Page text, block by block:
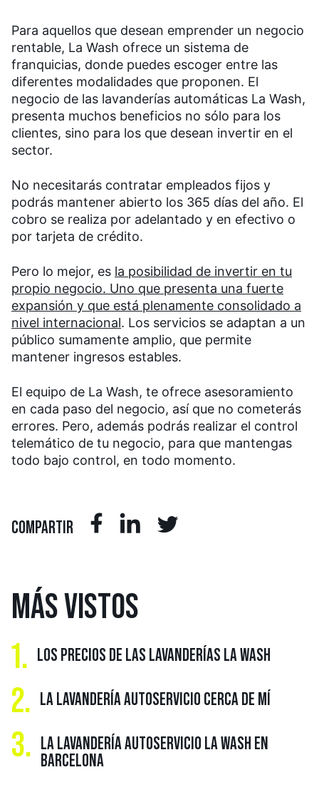
Para aquellos que desean emprender un negocio
rentable, La Wash ofrece un sistema de
franquicias, donde puedes escoger entre las
diferentes modalidades que proponen. El
negocio de las lavanderías automáticas La Wash,
presenta muchos beneficios no sólo para los
clientes, sino para los que desean invertir en el
sector.
No necesitarás contratar empleados fijos y
podrás mantener abierto los 365 días del año. El
cobro se realiza por adelantado y en efectivo o
por tarjeta de crédito.
Pero lo mejor, es la posibilidad de invertir en tu
propio negocio. Uno que presenta una fuerte
expansión y que está plenamente consolidado a
nivel internacional. Los servicios se adaptan a un
público sumamente amplio, que permite
mantener ingresos estables.
El equipo de La Wash, te ofrece asesoramiento
en cada paso del negocio, así que no cometerás
errores. Pero, además podrás realizar el control
telemático de tu negocio, para que mantengas
todo bajo control, en todo momento.
COMPARTIR
MÁSVISTOS
1.
LOS PRECIOS DE LAS LAVANDERÍAS LA WASH
2. LA LAVANDERÍA AUTOSERVICIO CERCA DE MÍ
3.
LA LAVANDERÍA AUTOSERVICIO LA WASH EN
BARCELONA